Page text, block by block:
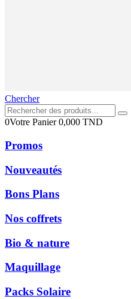
Chercher
0Votre Panier0,000 TND
Promos
Nouveautés
Bons Plans
Nos coffrets
Bio & nature
Maquillage
Packs Solaire